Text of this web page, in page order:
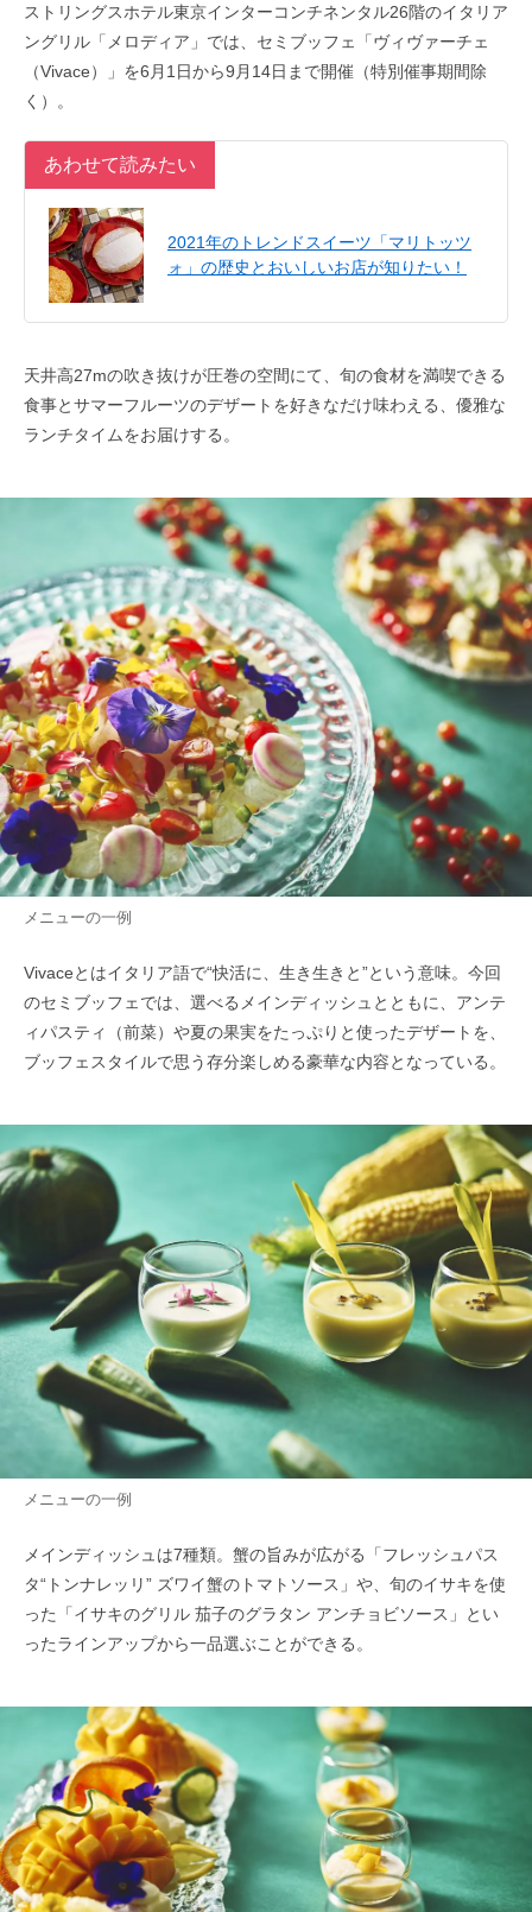
ストリングスホテル東京インターコンチネンタル26階のイタリア
ングリル「メロディア」では、セミブッフェ「ヴィヴァーチェ
（Vivace）」を6月1日から9月14日まで開催（特別催事期間除
く）。
あわせて読みたい
2021年のトレンドスイーツ「マリトッツ
ォ」の歴史とおいしいお店が知りたい！
天井高27mの吹き抜けが圧巻の空間にて、旬の食材を満喫できる
食事とサマーフルーツのデザートを好きなだけ味わえる、優雅な
ランチタイムをお届けする。
メニューの一例
Vivaceとはイタリア語で“快活に、生き生きと”という意味。今回
のセミブッフェでは、選べるメインディッシュとともに、アンテ
ィパスティ（前菜）や夏の果実をたっぷりと使ったデザートを、
ブッフェスタイルで思う存分楽しめる豪華な内容となっている。
メニューの一例
メインディッシュは7種類。蟹の旨みが広がる「フレッシュパス
タ“トンナレッリ” ズワイ蟹のトマトソース」や、旬のイサキを使
った「イサキのグリル 茄子のグラタン アンチョビソース」とい
ったラインアップから一品選ぶことができる。